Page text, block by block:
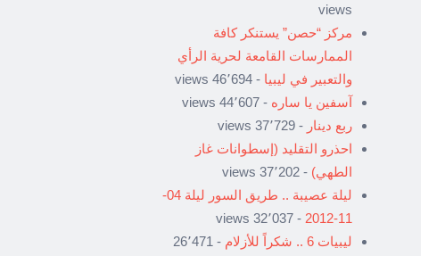
views
مركز “حصن” يستنكر كافة
الممارسات القامعة لحرية الرأي
والتعبير في ليبيا - 46٬694 views
آسفين يا ساره - 44٬607 views
ربع دينار - 37٬729 views
احذرو التقليد (إسطوانات غاز
الطهي) - 37٬202 views
ليلة عصيبة .. طريق السور ليلة 04-
11-2012
- 32٬037 views
ليبيات 6 .. شكراً للأزلام
- 26٬471